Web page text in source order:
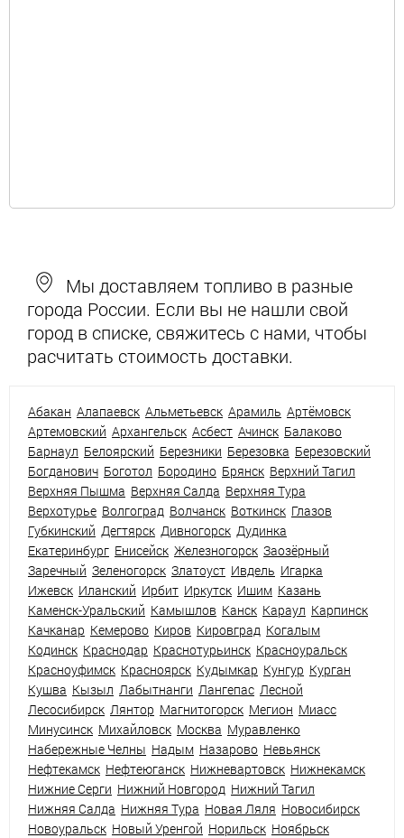
Мы доставляем топливо в разные
города России. Если вы не нашли свой
город в списке, свяжитесь с нами, чтобы
расчитать стоимость доставки.
Абакан Алапаевск Альметьевск Арамиль Артёмовск
Артемовский Архангельск Асбест Ачинск Балаково
Барнаул Белоярский Березники Березовка Березовский
Богданович Боготол Бородино Брянск Верхний Тагил
Верхняя Пышма Верхняя Салда Верхняя Тура
Верхотурье Волгоград Волчанск Воткинск Глазов
Губкинский Дегтярск Дивногорск Дудинка
Екатеринбург Енисейск Железногорск Заозёрный
Заречный Зеленогорск Златоуст Ивдель Игарка
Ижевск Иланский Ирбит Иркутск Ишим Казань
Каменск-Уральский Камышлов Канск Караул Карпинск
Качканар Кемерово Киров Кировград Когалым
Кодинск Краснодар Краснотурьинск Красноуральск
Красноуфимск Красноярск Кудымкар Кунгур Курган
Кушва Кызыл Лабытнанги Лангепас Лесной
Лесосибирск Лянтор Магнитогорск Мегион Миасс
Минусинск Михайловск Москва Муравленко
Набережные Челны Надым Назарово Невьянск
Нефтекамск Нефтеюганск Нижневартовск Нижнекамск
Нижние Серги Нижний Новгород Нижний Тагил
Нижняя Салда Нижняя Тура Новая Ляля Новосибирск
Новоуральск Новый Уренгой Норильск Ноябрьск